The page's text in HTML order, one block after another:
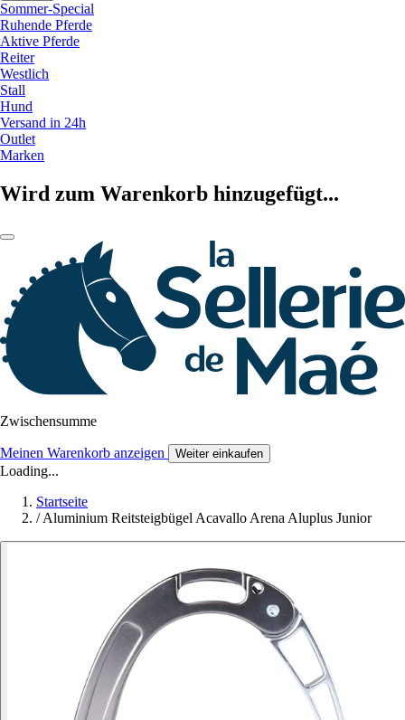
Sommer-Special
Ruhende Pferde
Aktive Pferde
Reiter
Westlich
Stall
Hund
Versand in 24h
Outlet
Marken
Wird zum Warenkorb hinzugefügt...
Zwischensumme
Meinen Warenkorb anzeigen Weiter einkaufen
Loading...
Startseite
/ Aluminium Reitsteigbügel Acavallo Arena Aluplus Junior